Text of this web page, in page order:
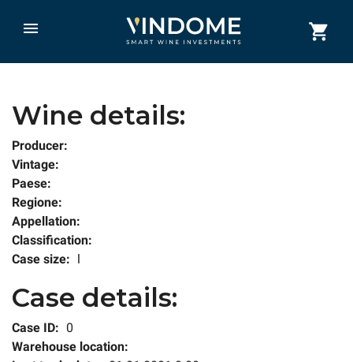
Wine details:
Producer:
Vintage:
Paese:
Regione:
Appellation:
Classification:
Case size: l
Case details:
Case ID: 0
Warehouse location: